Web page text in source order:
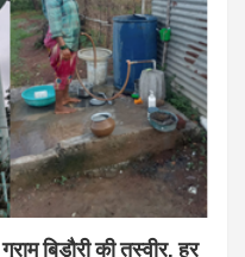
बिड़ौरी की तस्वीर, हर